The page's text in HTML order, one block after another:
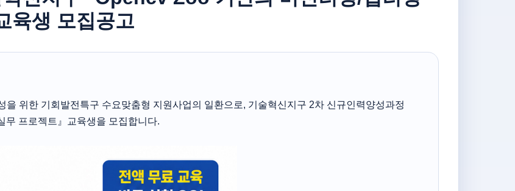
육생 모집공고
을 위한 기회발전특구 수요맞춤형 지원사업의 일환으로, 기술혁신지구 2차 신규인력양성과정
무 프로젝트』교육생을 모집합니다.